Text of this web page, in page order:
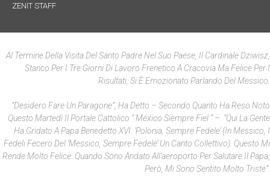
ZENIT STAFF
Al Termine Della Visita Del Santo Padre Nel Suo Paese, Il Cardinale Dziwisz,
Stanco Per I Tre Giorni Di Lavoro Frenetico A Cracovia Ma Felice Per I
Risultati, Si È Emozionato Parlando Del Messico.
“Desidero Fare Un Paragone”, Ha Detto – Secondo Quanto Ha Reso Noto
Questo Martedì Il Portale Cattolico “México Siempre Fiel ” –. “Qui La Gente
Ha Gridato A Papa Benedetto XVI: ‘Polonia, Sempre Fedele’ (in Messico, I
Fedeli Fecero Del ‘Messico, Sempre Fedele’ Un Canto Collettivo). Questo Mi
Rende Molto Felice. Quando Sono Andato All’aeroporto Per Salutare Il Papa,
Però, Mi Sono Sentito Molto Triste”.